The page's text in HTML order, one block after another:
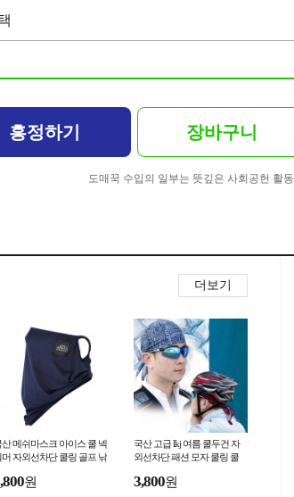
흥정하기 장바구니
도매꾹 수입의 일부는 뜻깊은 사회공헌 활
더보기
산 메쉬마스크 아이스 쿨 넥
머 자외선차단 쿨링 골프 낚
원
국산 고급 lkj 여름 쿨두건 자
외선차단 패션 모자 쿨링 쿨
3,800원